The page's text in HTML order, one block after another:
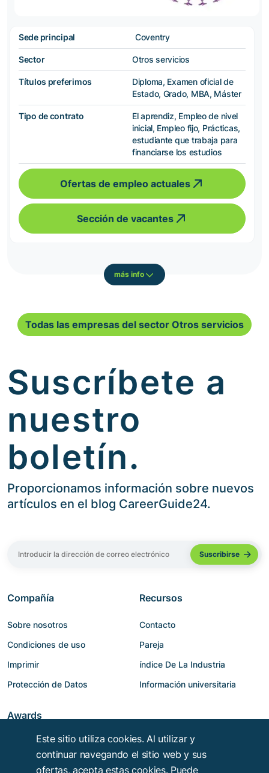
Sede principal Coventry
Sector Otros servicios
Títulos preferimos
Diploma, Examen oficial de
Estado, Grado, MBA, Máster
Tipo de contrato
El aprendiz, Empleo de nivel
inicial, Empleo fijo, Prácticas,
estudiante que trabaja para
financiarse los estudios
Ofertas de empleo actuales
Sección de vacantes
más info
Todas las empresas del sector Otros servicios
Suscríbete a
nuestro
boletín.
Proporcionamos información sobre nuevos
artículos en el blog CareerGuide24.
Compañía
Sobre nosotros
Condiciones de uso
Imprimir
Protección de Datos
Recursos
Contacto
Pareja
índice De La Industria
Información universitaria
Awards
Este sitio utiliza cookies. Al utilizar y
continuar navegando el sitio web y sus
ofertas, acepta estas cookies. Puede